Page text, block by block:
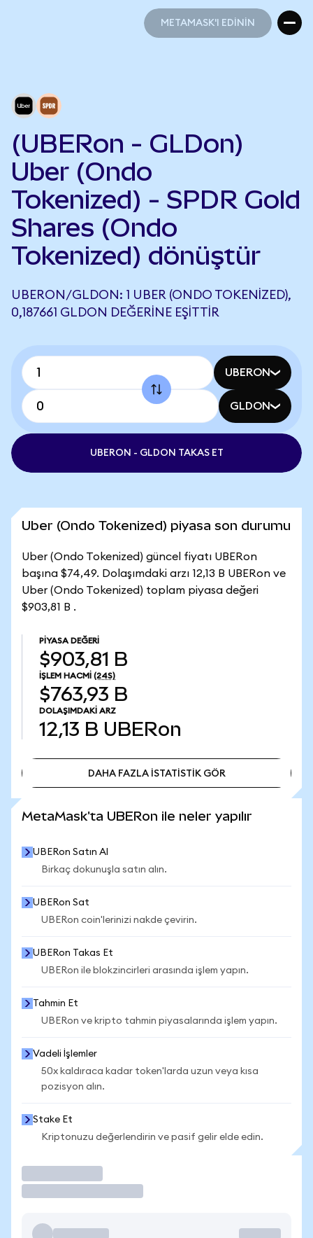
METAMASK'I EDİNİN
(UBERon - GLDon)
Uber (Ondo
Tokenized) - SPDR Gold
Shares (Ondo
Tokenized) dönüştür
UBERON/GLDON: 1 UBER (ONDO TOKENIZED),
0,187661 GLDON DEĞERINE EŞITTIR
UBERON
GLDON
UBERON - GLDON TAKAS ET
Uber (Ondo Tokenized) piyasa son durumu
Uber (Ondo Tokenized) güncel fiyatı UBERon
başına $74,49. Dolaşımdaki arzı 12,13 B UBERon ve
Uber (Ondo Tokenized) toplam piyasa değeri
$903,81 B .
PIYASA DEĞERI
$903,81 B
İŞLEM HACMI (24S)
$763,93 B
DOLAŞIMDAKI ARZ
12,13 B UBERon
DAHA FAZLA İSTATİSTİK GÖR
MetaMask'ta UBERon ile neler yapılır
UBERon Satın Al
Birkaç dokunuşla satın alın.
UBERon Sat
UBERon coin'lerinizi nakde çevirin.
UBERon Takas Et
UBERon ile blokzincirleri arasında işlem yapın.
Tahmin Et
UBERon ve kripto tahmin piyasalarında işlem yapın.
Vadeli İşlemler
50x kaldıraca kadar token'larda uzun veya kısa
pozisyon alın.
Stake Et
Kriptonuzu değerlendirin ve pasif gelir elde edin.